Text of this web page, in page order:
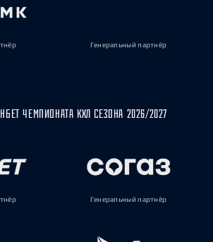
Генеральный партнёр
ЧЕМПИОНАТА КХЛ СЕЗОНА 2026/2027
Генеральный партнёр